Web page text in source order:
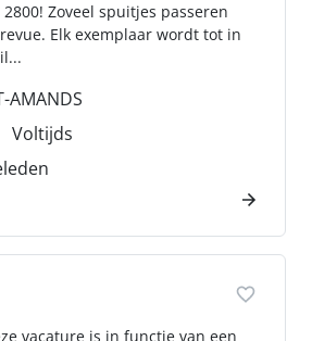
Zoveel spuitjes passeren
Elk exemplaar wordt tot in
AMANDS
Voltijds
vacature is in functie van een